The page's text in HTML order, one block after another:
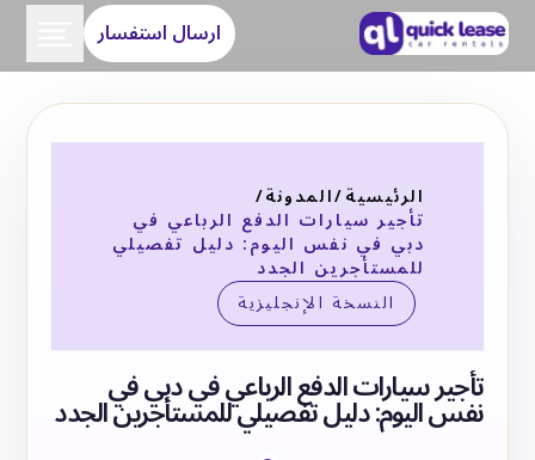
ارسال استفسار
الرئيسية/المدونة/
تأجير سيارات الدفع الرباعي في
دبي في نفس اليوم: دليل تفصيلي
للمستأجرين الجدد
النسخة الإنجليزية
تأجير سيارات الدفع الرباعي في دبي في
نفس اليوم: دليل تفصيلي للمستأجرين الجدد